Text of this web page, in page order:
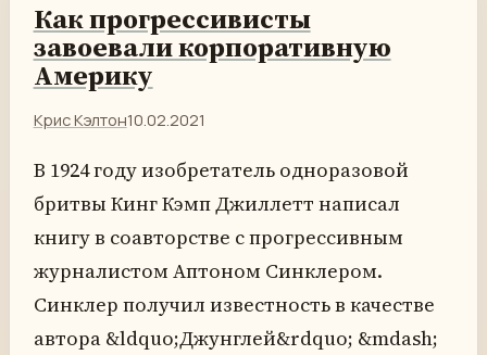
Как прогрессивисты
завоевали корпоративную
Америку
Крис Кэлтон10.02.2021
В 1924 году изобретатель одноразовой
бритвы Кинг Кэмп Джиллетт написал
книгу в соавторстве с прогрессивным
журналистом Аптоном Синклером.
Синклер получил известность в качестве
автора &ldquo;Джунглей&rdquo; &mdash;